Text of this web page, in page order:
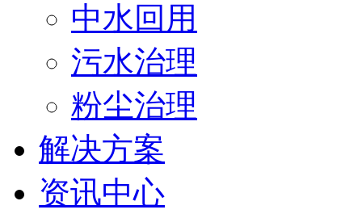
中水回用
污水治理
粉尘治理
解决方案
资讯中心